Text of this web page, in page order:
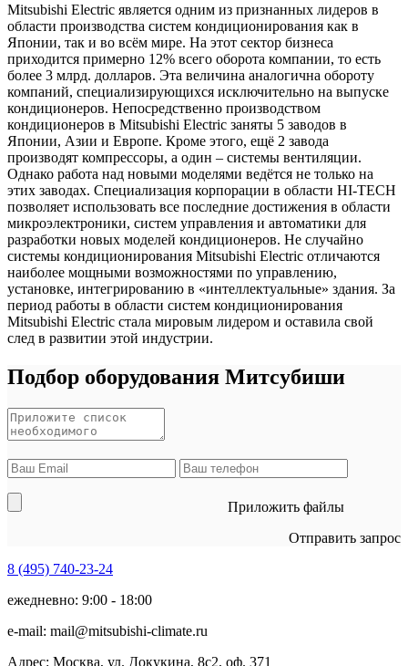
Mitsubishi Electric является одним из признанных лидеров в
области производства систем кондиционирования как в
Японии, так и во всём мире. На этот сектор бизнеса
приходится примерно 12% всего оборота компании, то есть
более 3 млрд. долларов. Эта величина аналогична обороту
компаний, специализирующихся исключительно на выпуске
кондиционеров. Непосредственно производством
кондиционеров в Mitsubishi Electric заняты 5 заводов в
Японии, Азии и Европе. Кроме этого, ещё 2 завода
производят компрессоры, а один – системы вентиляции.
Однако работа над новыми моделями ведётся не только на
этих заводах. Специализация корпорации в области HI-TECH
позволяет использовать все последние достижения в области
микроэлектроники, систем управления и автоматики для
разработки новых моделей кондиционеров. Не случайно
системы кондиционирования Mitsubishi Electric отличаются
наиболее мощными возможностями по управлению,
установке, интегрированию в «интеллектуальные» здания. За
период работы в области систем кондиционирования
Mitsubishi Electric стала мировым лидером и оставила свой
след в развитии этой индустрии.
Подбор оборудования Митсубиши
Приложить файлы
Отправить запрос
8 (495) 740-23-24
ежедневно: 9:00 - 18:00
e-mail: mail@mitsubishi-climate.ru
Адрес: Москва, ул. Докукина, 8с2, оф. 371